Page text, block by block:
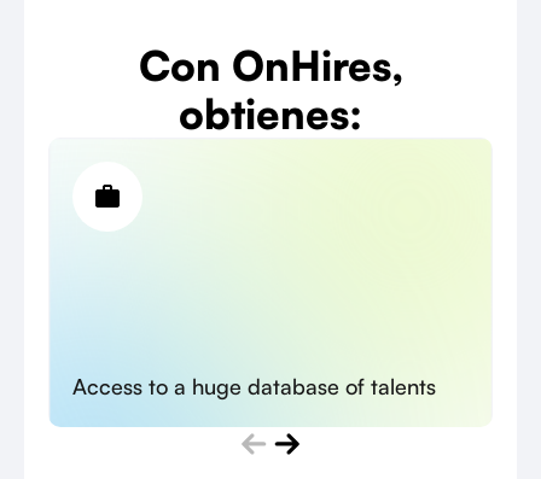
Con OnHires,
obtienes:
Access to a huge database of talents